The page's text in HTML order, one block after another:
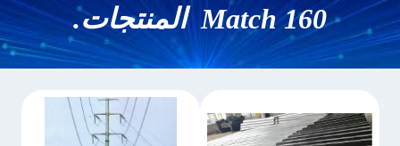
Match 160 المنتجات.